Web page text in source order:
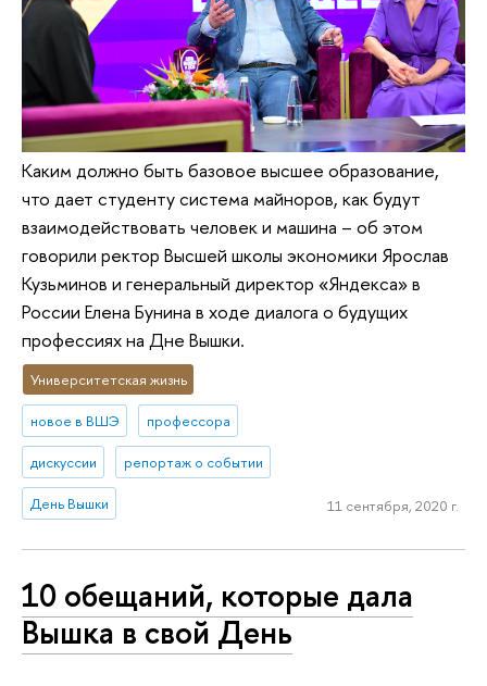
Каким должно быть базовое высшее образование,
что дает студенту система майноров, как будут
взаимодействовать человек и машина – об этом
говорили ректор Высшей школы экономики Ярослав
Кузьминов и генеральный директор «Яндекса» в
России Елена Бунина в ходе диалога о будущих
профессиях на Дне Вышки.
Университетская жизнь
новое в ВШЭ профессора
дискуссии репортаж о событии
День Вышки 11 сентября, 2020 г.
10 обещаний, которые дала
Вышка в свой День